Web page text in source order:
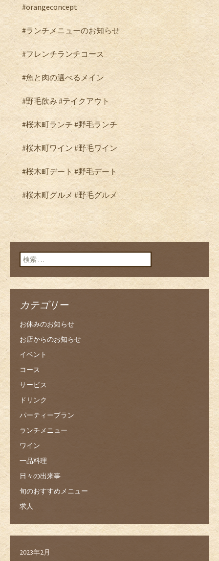
#orangeconcept
#ランチメニューのお知らせ
#フレンチランチコース
#魚と肉の選べるメイン
#野毛飲み #テイクアウト
#桜木町ランチ#野毛ランチ
#桜木町ワイン #野毛ワイン
#桜木町デート#野毛デート
#桜木町グルメ #野毛グルメ
検索:
カテゴリー
お休みのお知らせ
お店からのお知らせ
イベント
コース
サービス
ドリンク
パーティープラン
ランチメニュー
ワイン
一品料理
日々の出来事
旬のおすすめメニュー
求人
2023年2月